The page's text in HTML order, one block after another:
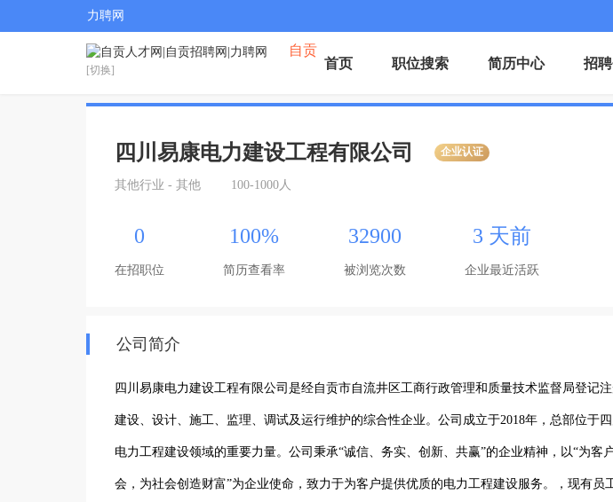
力聘网
自贡
[切换] 首页 职位搜索 简历中心 招
四川易康电力建设工程有限公司 企业认证
其他行业 - 其他 100-1000人
0
在招职位
100%
简历查看率
32900
被浏览次数
3 天前
企业最近活跃
公司简介
四川易康电力建设工程有限公司是经自贡市自流井区工商行政管理和质量技术监督局登记
建设、设计、施工、监理、调试及运行维护的综合性企业。公司成立于2018年，总部位于
电力工程建设领域的重要力量。公司秉承“诚信、务实、创新、共赢”的企业精神，以“为客
会，为社会创造财富”为企业使命，致力于为客户提供优质的电力工程建设服务。，现有员工